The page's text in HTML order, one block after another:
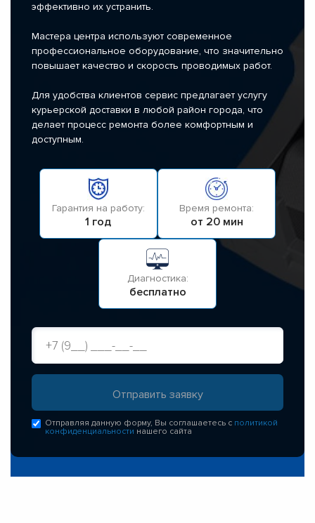
эффективно их устранить.
Мастера центра используют современное
профессиональное оборудование, что значительно
повышает качество и скорость проводимых работ.
Для удобства клиентов сервис предлагает услугу
курьерской доставки в любой район города, что
делает процесс ремонта более комфортным и
доступным.
Гарантия на работу:
1 год
Время ремонта:
от 20 мин
Диагностика:
бесплатно
Отправляя данную форму, Вы соглашаетесь с политикой
конфиденциальности нашего сайта